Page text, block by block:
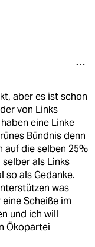
aber es ist schon
von Links
eine Linke
Bündnis denn
auf die selben 25%
als Links
so als Gedanke.
was
Scheiße im
und ich will
Ökopartei